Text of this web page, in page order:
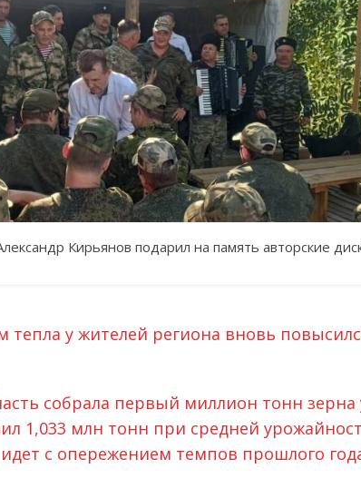
Кирьянов подарил на память авторские
тепла у жителей региона вновь
собрала первый миллион тонн зерна
1,033 млн тонн при средней
идет с опережением темпов прошлого